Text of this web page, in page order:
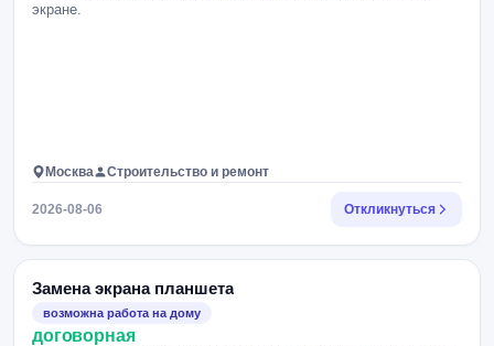
экране.
Москва Строительство и ремонт
2026-08-06 Откликнуться
Замена экрана планшета
возможна работа на дому
договорная